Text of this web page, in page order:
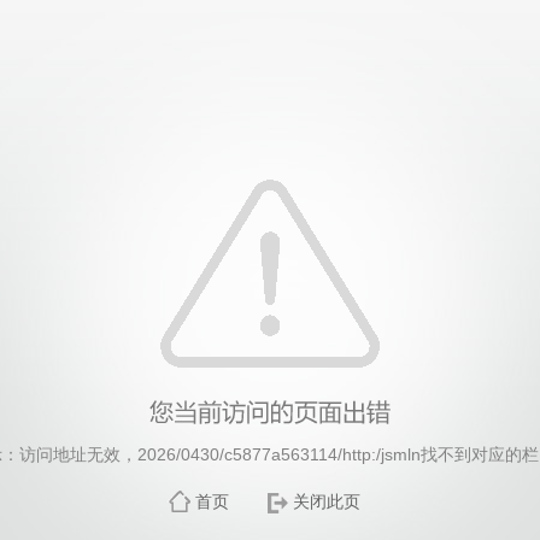
访问地址无效，2026/0430/c5877a563114/http:/jsmln找不到对应的
首页 关闭此页